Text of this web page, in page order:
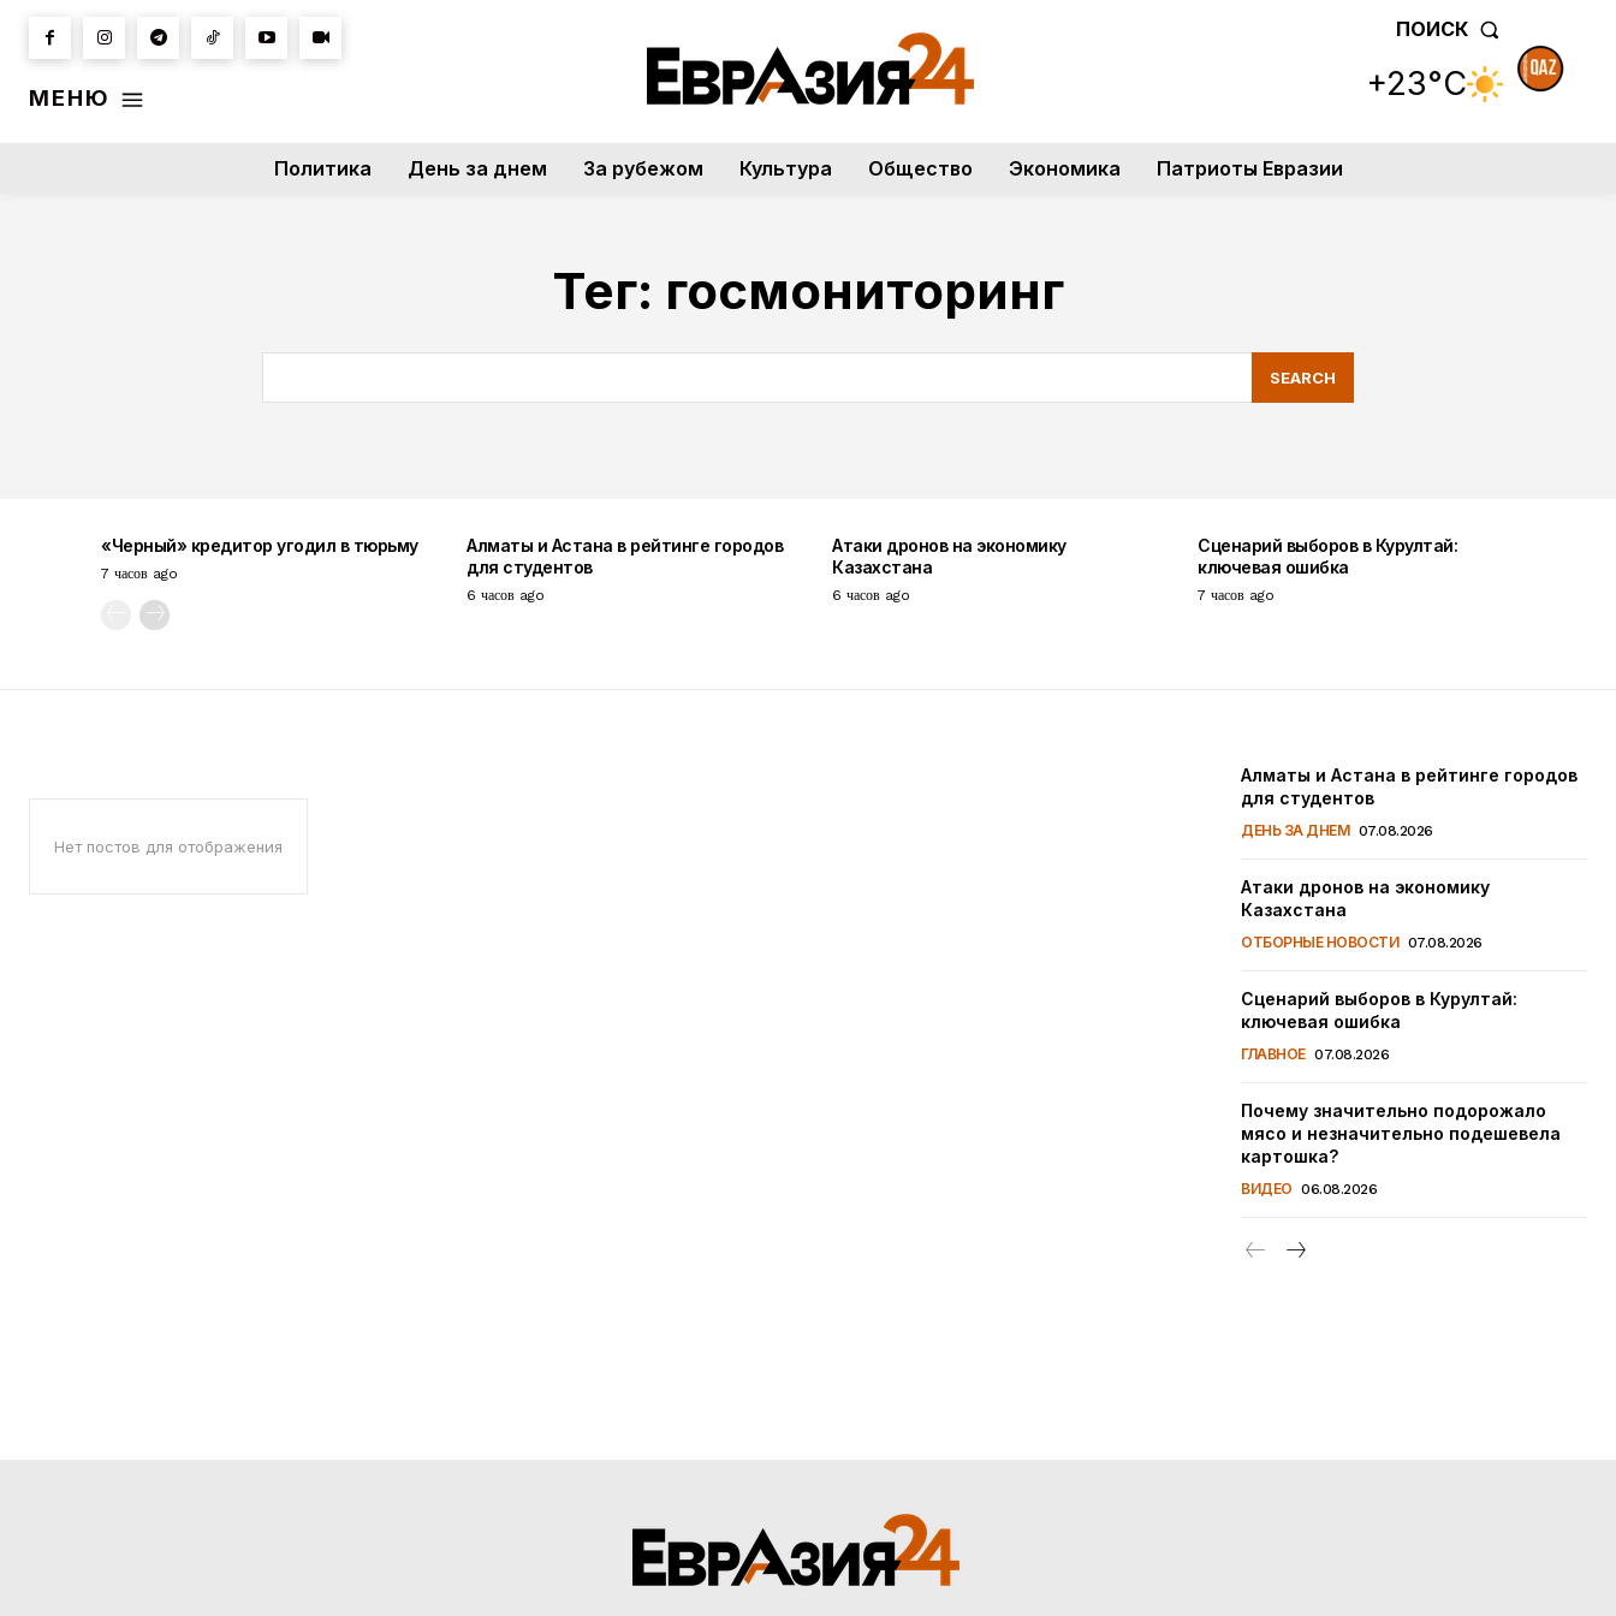
МЕНЮ
ПОИСК
+23°C
Политика День за днем За рубежом Культура Общество Экономика Патриоты Евразии
Тег: госмониторинг
SEARCH
«Черный» кредитор угодил в тюрьму
7 часов ago
Алматы и Астана в рейтинге городов
для студентов
6 часов ago
Атаки дронов на экономику
Казахстана
6 часов ago
Сценарий выборов в Курултай:
ключевая ошибка
7 часов ago
Нет постов для отображения
Алматы и Астана в рейтинге городов
для студентов
ДЕНЬ ЗА ДНЕМ 07.08.2026
Атаки дронов на экономику
Казахстана
ОТБОРНЫЕ НОВОСТИ 07.08.2026
Сценарий выборов в Курултай:
ключевая ошибка
ГЛАВНОЕ 07.08.2026
Почему значительно подорожало
мясо и незначительно подешевела
картошка?
ВИДЕО 06.08.2026